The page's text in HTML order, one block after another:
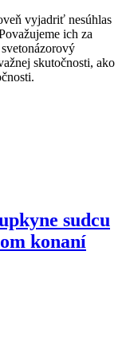
vyjadriť nesúhlas
ich za
skutočnosti, ako
sudcu
konaní